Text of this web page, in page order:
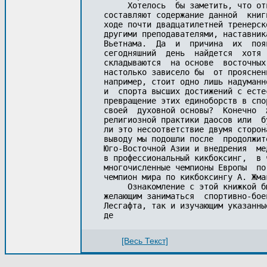
Хотелось  бы заметить, что
составляют содержание данной
ходе почти двадцатилетней
другими преподавателями,
Вьетнама.  Да  и  причина  их
сегодняшний  день  найдется
складываются  на основе
настолько зависело бы  от
например, стоит одно лишь
и  спорта высших достижений с
превращение этих единоборств в
своей  духовной основы?  Конечно
религиозной практики даосов или
ли это несоответствие двумя
выводу мы подошли после
Юго-Восточной Азии и внедрения
в профессиональный кикбоксинг,
многочисленные чемпионы Европы
чемпион мира по кикбоксингу А.
Ознакомление с этой книжкой
желающим заниматься  спортивно-
Лесгафта, так и изучающим
де
[Весь Текст]